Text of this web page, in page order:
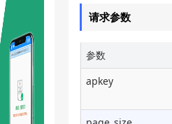
请求参数
参数
apkey